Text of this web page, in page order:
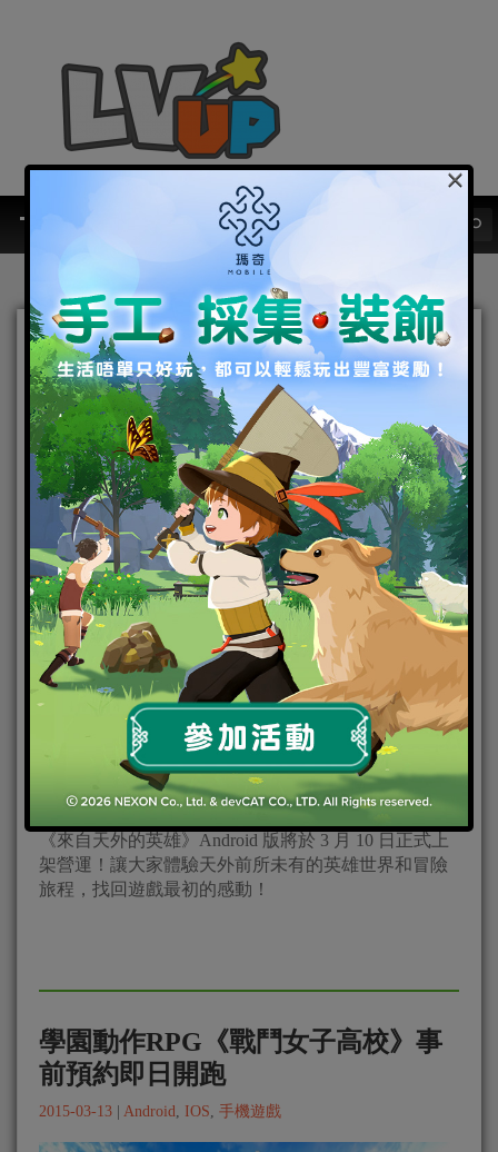
《來自天外的英雄》安卓版上架 下
載送「竹馬背飾」
2015-03-13|Android,手機遊戲
《來自天外的英雄》Android 版將於 3 月 10 日正式上
架營運！讓大家體驗天外前所未有的英雄世界和冒險
旅程，找回遊戲最初的感動！
學園動作RPG《戰鬥女子高校》事
前預約即日開跑
2015-03-13 Android, IOS, 手機遊戲
×